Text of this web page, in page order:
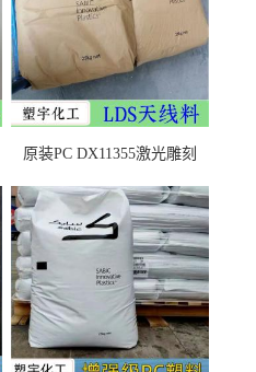
原装PC DX11355激光雕刻